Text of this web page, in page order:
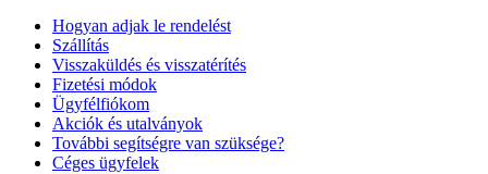
Hogyan adjak le rendelést
Szállítás
Visszaküldés és visszatérítés
Fizetési módok
Ügyfélfiókom
Akciók és utalványok
További segítségre van szüksége?
Céges ügyfelek